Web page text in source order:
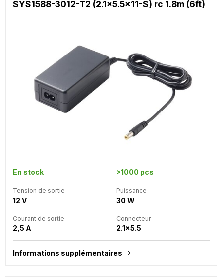
SYS1588-3012-T2 (2.1x5.5x11-S) rc 1.8m (6ft)
En stock >1000 pcs
Tension de sortie
12 V
Puissance
30 W
Courant de sortie
2,5 A
Connecteur
2.1x5.5
Informations supplémentaires